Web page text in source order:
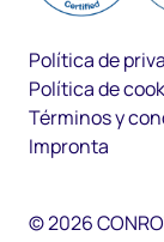
©2026CONRO
Política de
Política de
Términos y
Impronta